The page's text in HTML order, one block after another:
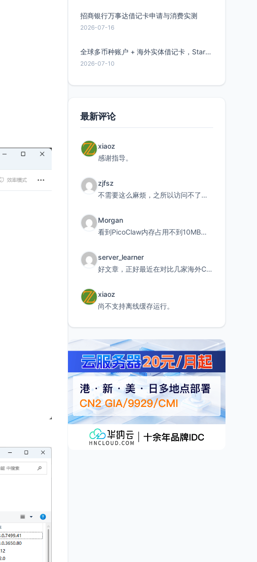
招商银行万事达借记卡申请与消费实测
2026-07-16
全球多币种账户 + 海外实体借记卡，Starryblu开户教程与注意事项
2026-07-10
最新评论
xiaoz
感谢指导。
zjfsz
不需要这么麻烦，之所以访问不了，是由于非对称路由的问题，在爱快主路由添加一条静态路由192.168.
Morgan
看到PicoClaw内存占用不到10MB这个数据真的很惊喜，确实很适合我这种想用旧设备折腾AI的小白
server_learner
好文章，正好最近在对比几家海外CDN。文中提到CF免费版不支持自定义回源端口和HOST这个痛点太真实
xiaoz
尚不支持离线缓存运行。